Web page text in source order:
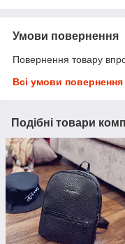
Умови повернення
Повернення товару
Всі умови повернення
Подібні товари